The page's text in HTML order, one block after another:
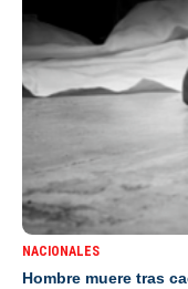
NACIONALES
Hombre muere tras